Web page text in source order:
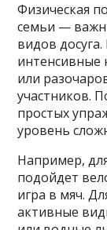
Физическая
семьи —
видов
интенсивные
или
участников.
простых
уровень
Например,
подойдет
игра в мяч.
активные